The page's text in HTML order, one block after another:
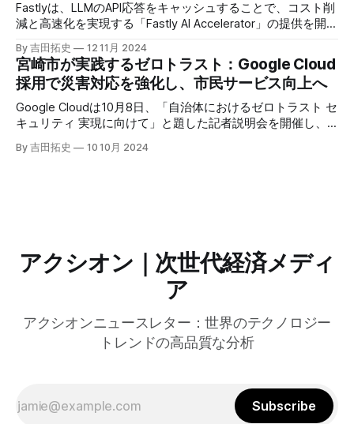
Fastlyは、LLMのAPI応答をキャッシュすることで、コスト削
減と高速化を実現する「Fastly AI Accelerator」の提供を開始
した。キップ・コンプトン最高プロダクト責任者（CPO）
は、類似した質問への応答を再利用し、効率的な処理を可能
にすると説明した。さらに、コンプトンは、エッジコンピュ
ーティングの利点を活かしたパーソナライズや、エッジにお
けるGPUの経済性、セキュリティへの取り組みなど、Fastly
のAI戦略について語った。
By 吉田拓史 12 11月 2024
宮崎市が実践するゼロトラスト：Google Cloud
採用で災害対応を強化し、市民サービス向上へ
Google Cloudは10月8日、「自治体におけるゼロトラスト セ
キュリティ 実現に向けて」と題した記者説明会を開催し、
自治体向けにゼロトラストセキュリティ導入を支援するプロ
グラムを発表した。宮崎市の事例では、Google Workspace
By 吉田拓史 10 10月 2024
アクシオン｜次世代経済メディ
ア
アクシオンニュースレター：世界のテクノロジー
トレンドの高品質な分析
Subscribe